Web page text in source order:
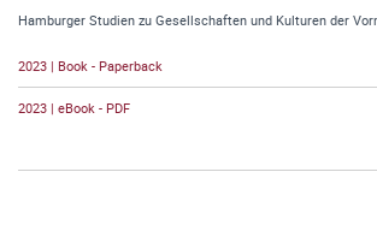
Hamburger Studien zu Gesellschaften und Kulturen der
2023 | Book - Paperback
2023 | eBook - PDF